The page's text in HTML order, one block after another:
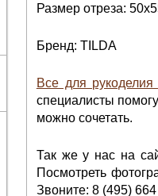
Размер отреза:
Бренд: TILDA
Все для рукоделия
специалисты
можно сочетать.
Так же у нас на
Посмотреть
Звоните: 8 (495)